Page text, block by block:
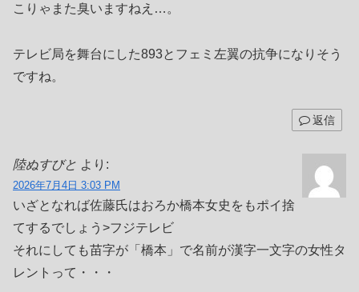
こりゃまた臭いますねえ…。
テレビ局を舞台にした893とフェミ左翼の抗争になりそう
ですね。
返信
陸ぬすびと より:
2026年7月4日 3:03 PM
いざとなれば佐藤氏はおろか橋本女史をもポイ捨
てするでしょう>フジテレビ
それにしても苗字が「橋本」で名前が漢字一文字の女性タ
レントって・・・